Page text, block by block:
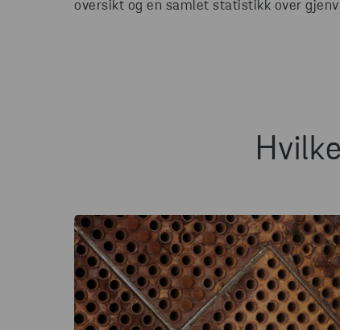
oversikt og en samlet statistikk over